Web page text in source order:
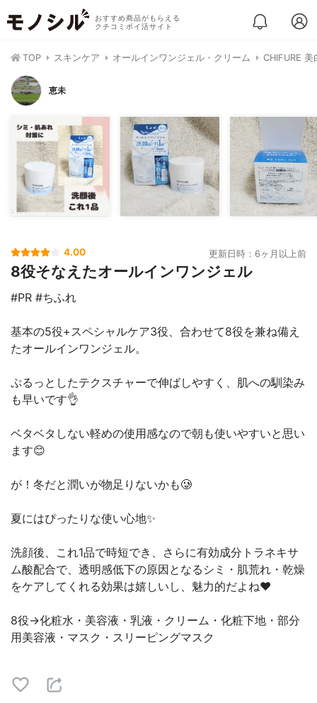
おすすめ商品がもらえる
クチコミポイ活サイト
TOP スキンケア オールインワンジェル・クリーム CHIFURE
恵未
4.00 更新日時：6ヶ月以上前
8役そなえたオールインワンジェル
#PR #ちふれ
基本の5役+スペシャルケア3役、合わせて8役を兼ね備え
たオールインワンジェル。
ぷるっとしたテクスチャーで伸ばしやすく、肌への馴染み
も早いです👌
ベタベタしない軽めの使用感なので朝も使いやすいと思い
ます😊
が！冬だと潤いが物足りないかも🥲
夏にはぴったりな使い心地✨
洗顔後、これ1品で時短でき、さらに有効成分トラネキサ
ム酸配合で、透明感低下の原因となるシミ・肌荒れ・乾燥
をケアしてくれる効果は嬉しいし、魅力的だよね❤️
8役→化粧水・美容液・乳液・クリーム・化粧下地・部分
用美容液・マスク・スリーピングマスク